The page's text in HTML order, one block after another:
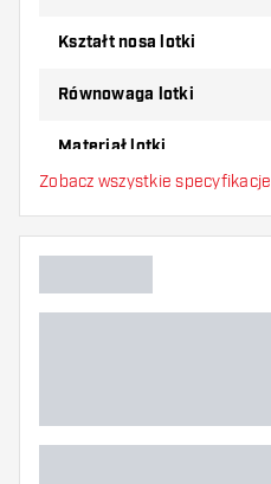
Kształt nosa lotki
Równowaga lotki
Materiał lotki
Gracz w darta
Kolor lotki
Kształt lotki
Zobacz wszystkie specyfikacje